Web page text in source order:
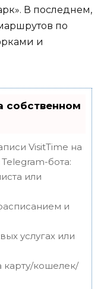
В последнем,
по
и
собственном
VisitTime на
бота:
или
и
услугах или
карту/кошелек/